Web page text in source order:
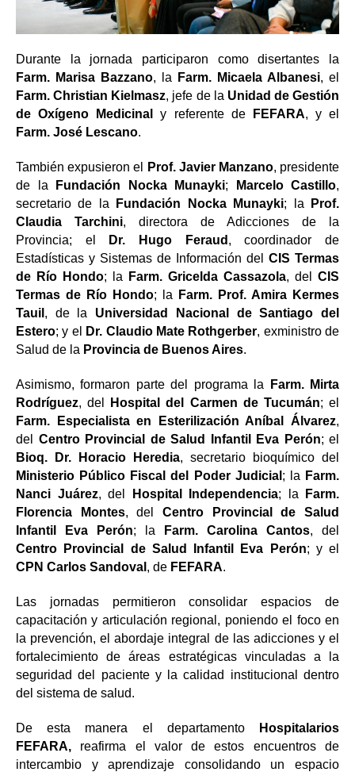
Durante la jornada participaron como disertantes la
Farm. Marisa Bazzano, la Farm. Micaela Albanesi, el
Farm. Christian Kielmasz, jefe de la Unidad de Gestión
de Oxígeno Medicinal
y referente de FEFARA, y el
Farm. José Lescano.
También expusieron el Prof. Javier Manzano, presidente
de la
Fundación Nocka Munayki; Marcelo Castillo,
secretario de la
Fundación Nocka Munayki; la
Prof.
Claudia Tarchini, directora de Adicciones de la
Provincia; el
Dr. Hugo Feraud , coordinador de
Estadísticas y Sistemas de Información del CIS Termas
de Río Hondo; la Farm. Gricelda Cassazola, del CIS
Termas de Río Hondo; la
Farm. Prof. Amira Kermes
Tauil , de la Universidad Nacional de Santiago del
Estero; y el Dr. Claudio Mate Rothgerber, exministro de
Salud de la Provincia de Buenos Aires.
Asimismo, formaron parte del programa la
Farm. Mirta
Rodríguez, del Hospital del Carmen de Tucumán; el
Farm. Especialista en Esterilización Aníbal Álvarez,
del Centro Provincial de Salud Infantil Eva Perón; el
Bioq. Dr. Horacio Heredia, secretario bioquímico del
Ministerio Público Fiscal del Poder Judicial ; la Farm.
Nanci Juárez, del Hospital Independencia; la
Farm.
Florencia Montes, delCentro Provincial de Salud
Infantil Eva Perón; la Farm. Carolina Cantos, del
Centro Provincial de Salud Infantil Eva Perón; y el
CPN Carlos Sandoval , de FEFARA.
Las jornadas permitieron consolidar espacios de
capacitación y articulación regional, poniendo el foco en
la prevención, el abordaje integral de las adicciones y el
fortalecimiento de áreas estratégicas vinculadas a la
seguridad del paciente y la calidad institucional dentro
del sistema de salud.
De esta manera el departamento
Hospitalarios
FEFARA, reafirma el valor de estos encuentros de
intercambio y aprendizaje consolidando un espacio